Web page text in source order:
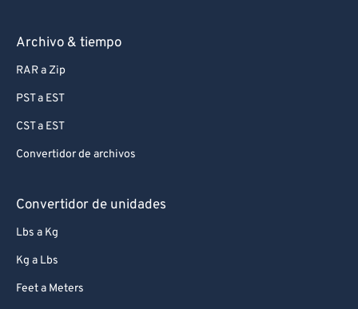
Archivo & tiempo
RAR a Zip
PST a EST
CST a EST
Convertidor de archivos
Convertidor de unidades
Lbs a Kg
Kg a Lbs
Feet a Meters